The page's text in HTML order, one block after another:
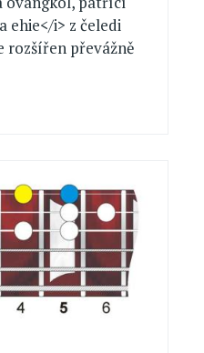
ehie</i> z čeledi
rozšířen převážně